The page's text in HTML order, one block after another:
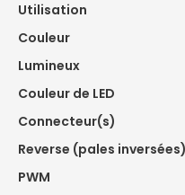
Utilisation
Couleur
Lumineux
Couleur de LED
Connecteur(s)
Reverse (pales inversées)
PWM